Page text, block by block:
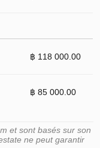
฿ 118 000.00
฿ 85 000.00
et sont basés sur son
ne peut garantir